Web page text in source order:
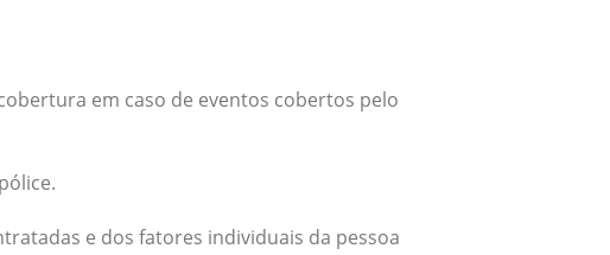
em caso de eventos cobertos pelo
e dos fatores individuais da pessoa